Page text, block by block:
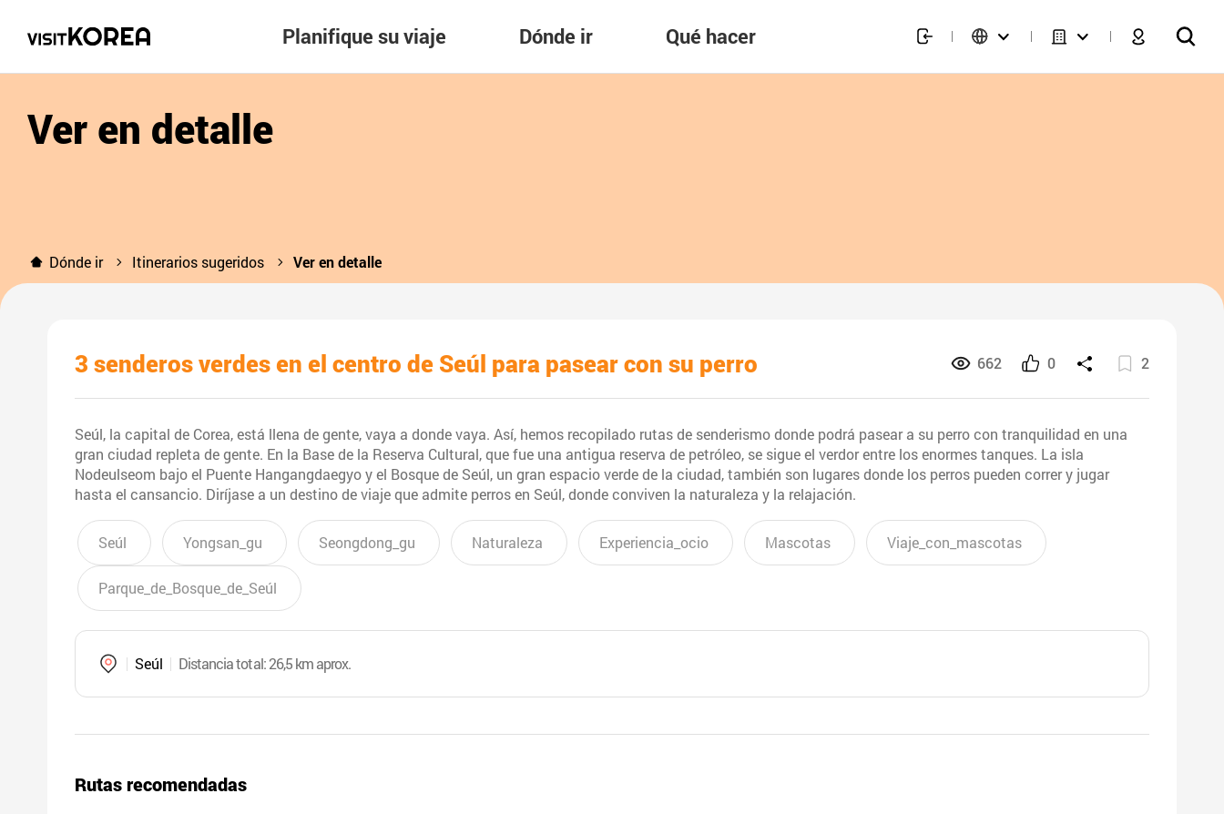
Planifique su viaje Dónde ir Qué hacer
Ver en detalle
Dónde ir Itinerarios sugeridos Ver en detalle
3 senderos verdes en el centro de Seúl para pasear con su perro 662 0 2
Seúl, la capital de Corea, está llena de gente, vaya a donde vaya. Así, hemos recopilado rutas de senderismo donde podrá pasear a su perro con tranquilidad en una
gran ciudad repleta de gente. En la Base de la Reserva Cultural, que fue una antigua reserva de petróleo, se sigue el verdor entre los enormes tanques. La isla
Nodeulseom bajo el Puente Hangangdaegyo y el Bosque de Seúl, un gran espacio verde de la ciudad, también son lugares donde los perros pueden correr y jugar
hasta el cansancio. Diríjase a un destino de viaje que admite perros en Seúl, donde conviven la naturaleza y la relajación.
Seúl Yongsan_gu Seongdong_gu Naturaleza Experiencia_ocio Mascotas Viaje_con_mascotas
Parque_de_Bosque_de_Seúl
Seúl Distancia total: 26,5 km aprox.
Rutas recomendadas